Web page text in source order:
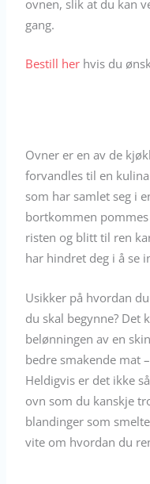
ovnen, slik at du kan
gang.
Bestill her hvis du
Ovner er en av de
forvandles til en
som har samlet seg i
bortkommen
risten og blitt til ren
har hindret deg i å se
Usikker på hvordan
du skal begynne? Det
belønningen av en
bedre smakende mat
Heldigvis er det ikke
ovn som du kanskje
blandinger som
vite om hvordan du